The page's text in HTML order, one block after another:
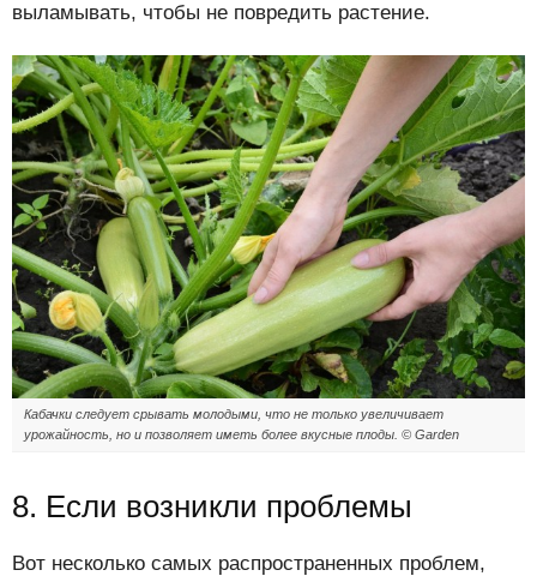
выламывать, чтобы не повредить растение.
Кабачки следует срывать молодыми, что не только увеличивает
урожайность, но и позволяет иметь более вкусные плоды. © Garden
8. Если возникли проблемы
Вот несколько самых распространенных проблем,